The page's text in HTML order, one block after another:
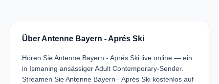
Über Antenne Bayern - Aprés Ski
Hören Sie Antenne Bayern - Aprés Ski live online — ein
in Ismaning ansässiger Adult Contemporary-Sender.
Streamen Sie Antenne Bayern - Aprés Ski kostenlos auf